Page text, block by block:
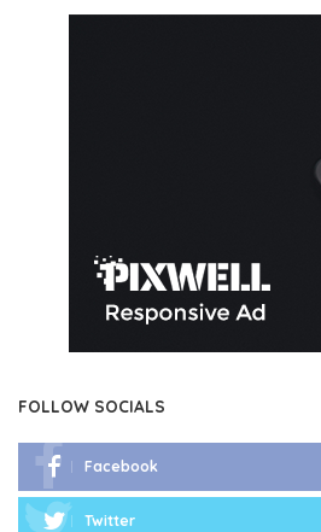
FOLLOW SOCIALS
Facebook
Twitter